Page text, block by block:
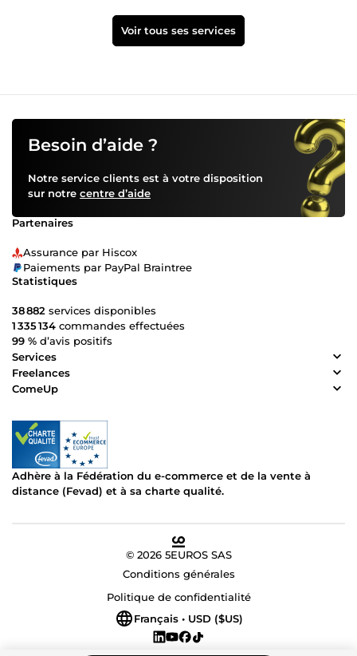
Voir tous ses services
Besoin d’aide ?
Notre service clients est à votre disposition
sur notre centre d’aide
Partenaires
Assurance par Hiscox
Paiements par PayPal Braintree
Statistiques
38 882 services disponibles
1 335 134 commandes effectuées
99 % d’avis positifs
Services
Freelances
ComeUp
Adhère à la Fédération du e-commerce et de la vente à
distance (Fevad) et à sa charte qualité.
© 2026 5EUROS SAS
Conditions générales
Politique de confidentialité
Français • USD ($US)